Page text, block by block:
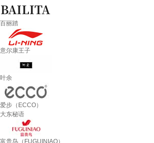
百丽踏
意尔康王子
叶余
爱步（ECCO）
大东秘语
富贵鸟（FUGUINIAO）